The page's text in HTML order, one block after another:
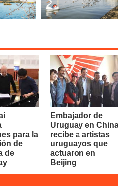
para la
de
de
Embajador de
Uruguay en China
recibe a artistas
uruguayos que
actuaron en
Beijing